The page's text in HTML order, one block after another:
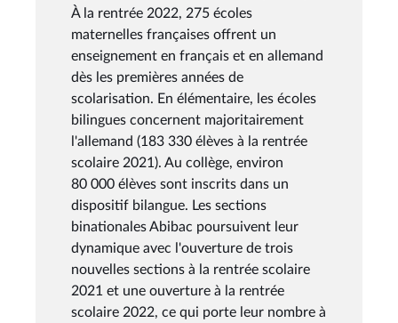
À la rentrée 2022, 275 écoles
maternelles françaises offrent un
enseignement en français et en allemand
dès les premières années de
scolarisation. En élémentaire, les écoles
bilingues concernent majoritairement
l'allemand (183 330 élèves à la rentrée
scolaire 2021). Au collège, environ
80 000 élèves sont inscrits dans un
dispositif bilangue. Les sections
binationales Abibac poursuivent leur
dynamique avec l'ouverture de trois
nouvelles sections à la rentrée scolaire
2021 et une ouverture à la rentrée
scolaire 2022, ce qui porte leur nombre à